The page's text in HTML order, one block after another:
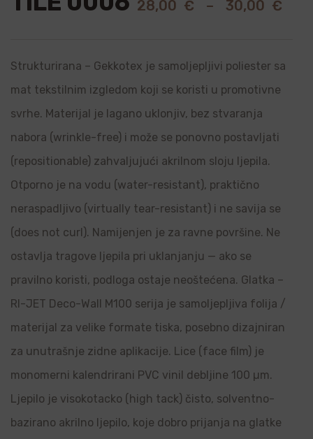
28,00 € – 30,00 €
Strukturirana – Gekkotex je samoljepljivi poliester sa
mat tekstilnim izgledom koji se koristi u promotivne
svrhe. Materijal je lagano uklonjiv, bez stvaranja
nabora (wrinkle-free) i može se ponovno postavljati
(repositionable) zahvaljujući akrilnom sloju ljepila.
Otporno je na vodu (water-resistant), praktično
neraspadljivo (virtually tear-resistant) i ne savija se
(does not curl). Namijenjen je za ravne površine. Ne
ostavlja tragove ljepila pri uklanjanju — ako se
pravilno koristi, podloga ostaje neoštećena. Glatka –
RI-JET Deco-Wall M100 serija je samoljepljiva folija /
materijal za velike formate tiska, posebno dizajniran
za unutrašnje zidne aplikacije. Lice (face film) je
monomerni kalendrirani PVC vinil debljine 100 µm.
Ljepilo je visokotacko (high tack) čisto, solventno-
bazirano akrilno ljepilo, koje dobro prijanja na glatke